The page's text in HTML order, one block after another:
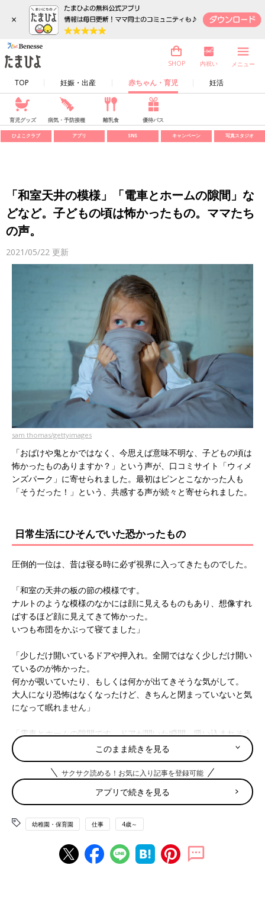
×
TOP 妊娠・出産 赤ちゃん・育児 妊活
SHOP 内祝い メニュー
育児グッズ 病気・予防接種 離乳食 優待パス
ひよこクラブ アプリ SNS キャンペーン 写真スタジオ
「和室天井の模様」「電車とホームの隙間」な
どなど。子どもの頃は怖かったもの。ママたち
の声。
2021/05/22 更新
sam thomas/gettyimages
「おばけや鬼とかではなく、今思えば意味不明な、子どもの頃は
怖かったものありますか？」という声が、口コミサイト「ウィメ
ンズパーク」に寄せられました。最初はピンとこなかった人も
「そうだった！」という、共感する声が続々と寄せられました。
日常生活にひそんでいた恐かったもの
圧倒的一位は、昔は寝る時に必ず視界に入ってきたものでした。
「和室の天井の板の節の模様です。
ナルトのような模様のなかには顔に見えるものもあり、想像すれ
ばするほど顔に見えてきて怖かった。
いつも布団をかぶって寝てました」
「少しだけ開いているドアや押入れ。全開ではなく少しだけ開い
ているのが怖かった。
何かが覗いていたり、もしくは何かが出てきそうな気がして。
大人になり恐怖はなくなったけど、きちんと閉まっていないと気
になって眠れません」
「電車とホームの隙間です。ドアが開いた瞬間、吸い込まれそう
で落ちたらどうしようと恐怖でした」
「電柱などに貼られていた、お葬式がある家へ案内する貼り紙。
手首から先の絵が生々しくて、腰抜けそうなくらい怖かった。
今は見かけないですね」
「ぼっとん便所。実家は田舎の古い家なので、子どもの頃はぼっ
落ちそうで怖かったし、人気テレビ番組の『８時だョ！全員集
合』で、トイレから手が出てくるコントがあってますます怖くな
このまま続きを見る
サクサク読める！お気に入り記事を登録可能
アプリで続きを見る
幼稚園・保育園 仕事 4歳～